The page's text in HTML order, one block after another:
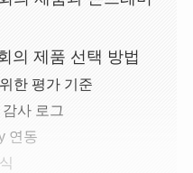
의 제품 선택 방법
한 평가 기준
사 로그
연동